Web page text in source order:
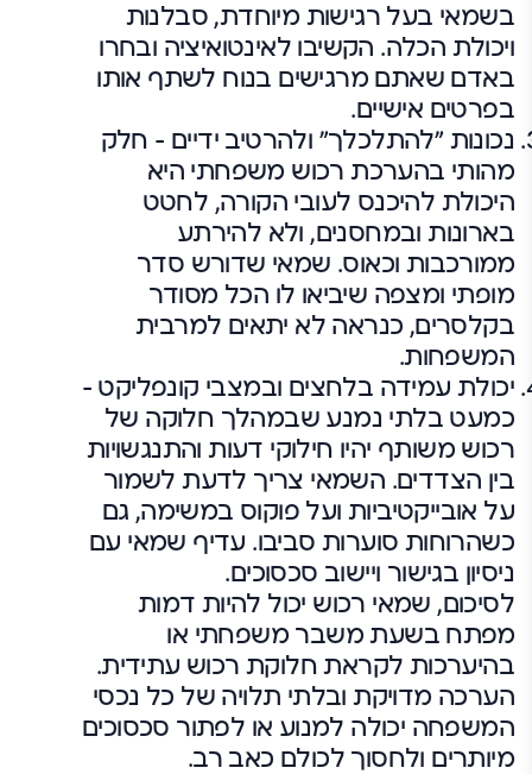
בשמאי בעל רגישות מיוחדת, סבלנות
ויכולת הכלה. הקשיבו לאינטואיציה ובחרו
באדם שאתם מרגישים בנוח לשתף אותו
בפרטים אישיים.
נכונות "להתלכלך" ולהרטיב ידיים – חלק
מהותי בהערכת רכוש משפחתי היא
היכולת להיכנס לעובי הקורה, לחטט
בארונות ובמחסנים, ולא להירתע
ממורכבות וכאוס. שמאי שדורש סדר
מופתי ומצפה שיביאו לו הכל מסודר
בקלסרים, כנראה לא יתאים למרבית
המשפחות.
יכולת עמידה בלחצים ובמצבי קונפליקט –
כמעט בלתי נמנע שבמהלך חלוקה של
רכוש משותף יהיו חילוקי דעות והתנגשויות
בין הצדדים. השמאי צריך לדעת לשמור
על אובייקטיביות ועל פוקוס במשימה, גם
כשהרוחות סוערות סביבו. עדיף שמאי עם
ניסיון בגישור ויישוב סכסוכים.
לסיכום, שמאי רכוש יכול להיות דמות
מפתח בשעת משבר משפחתי או
בהיערכות לקראת חלוקת רכוש עתידית.
הערכה מדויקת ובלתי תלויה של כל נכסי
המשפחה יכולה למנוע או לפתור סכסוכים
מיותרים ולחסוך לכולם כאב רב.